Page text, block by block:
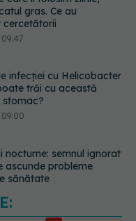
infecției cu Helicobacter
trăi cu această
nocturne: semnul ignorat
probleme
sănătate
uleiul esențial de
a opri căderea
ABONAȚI